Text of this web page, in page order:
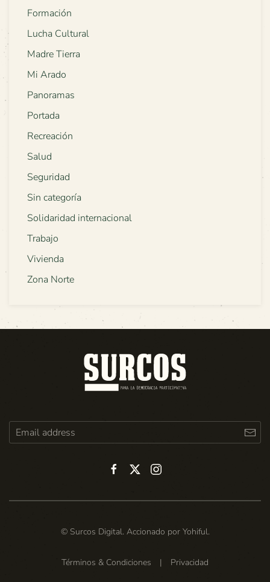
Formación
Lucha Cultural
Madre Tierra
Mi Arado
Panoramas
Portada
Recreación
Salud
Seguridad
Sin categoría
Solidaridad internacional
Trabajo
Vivienda
Zona Norte
© Surcos Digital. Accionado por Yohiful.
Términos & Condiciones | Privacidad